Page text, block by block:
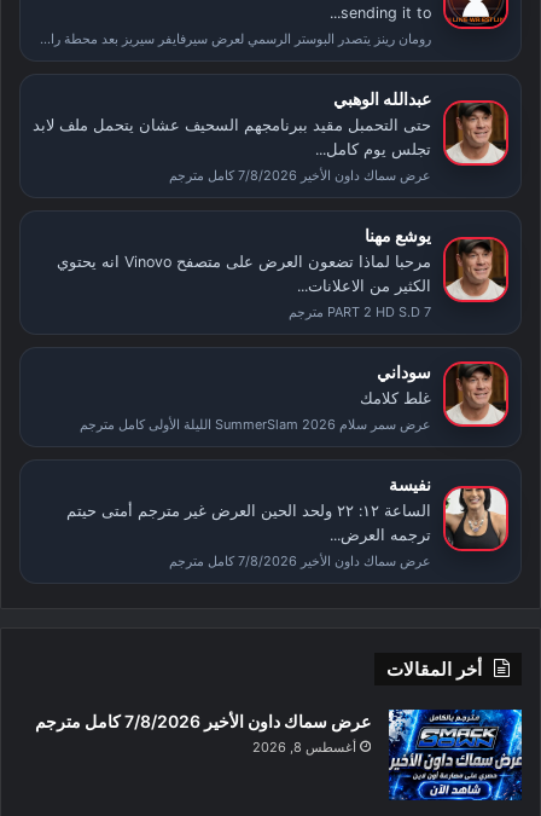
sending it to...
رومان رينز يتصدر البوستر الرسمي لعرض سيرفايفر سيريز بعد محطة راسلمينيا
عبدالله الوهبي
حتى التحمبل مقيد ببرنامجهم السحيف عشان يتحمل ملف لابد
تجلس يوم كامل...
عرض سماك داون الأخير 7/8/2026 كامل مترجم
يوشع مهنا
مرحبا لماذا تضعون العرض على متصفح Vinovo انه يحتوي
الكثير من الاعلانات...
PART 2 HD S.D 7 مترجم
سوداني
غلط كلامك
عرض سمر سلام SummerSlam 2026 الليلة الأولى كامل مترجم
نفيسة
الساعة ١٢: ٢٢ ولحد الحين العرض غير مترجم أمتى حيتم
ترجمه العرض...
عرض سماك داون الأخير 7/8/2026 كامل مترجم
أخر المقالات
عرض سماك داون الأخير 7/8/2026 كامل مترجم
أغسطس 8, 2026